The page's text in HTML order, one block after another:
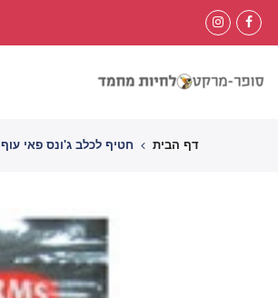
דלג
לתוכן
דף הבית חטיף לכלב ג'ונס פאי עוף 80 גר' - גונס - JOHN'S